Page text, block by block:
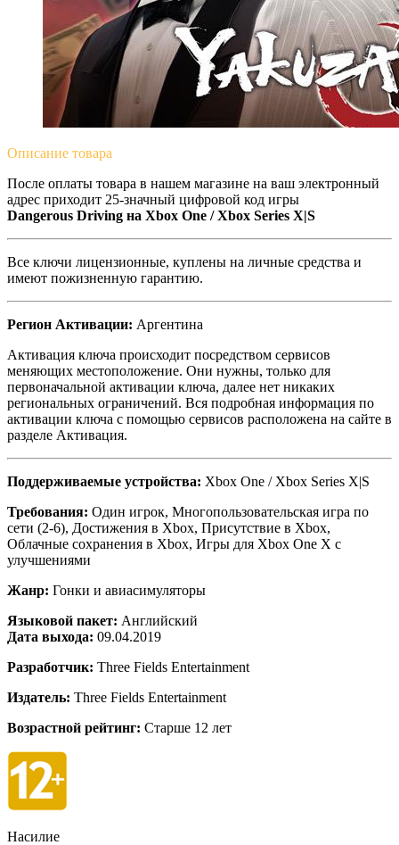
Описание товара
После оплаты товара в нашем магазине на ваш электронный
адрес приходит 25-значный цифровой код игры
Dangerous Driving на Xbox One / Xbox Series X|S
Все ключи лицензионные, куплены на личные средства и
имеют пожизненную гарантию.
Регион Активации: Аргентина
Активация ключа происходит посредством сервисов
меняющих местоположение. Они нужны, только для
первоначальной активации ключа, далее нет никаких
региональных ограничений. Вся подробная информация по
активации ключа с помощью сервисов расположена на сайте в
разделе Активация.
Поддерживаемые устройства: Xbox One / Xbox Series X|S
Требования: Один игрок, Многопользовательская игра по
сети (2-6), Достижения в Xbox, Присутствие в Xbox,
Облачные сохранения в Xbox, Игры для Xbox One X с
улучшениями
Жанр: Гонки и авиасимуляторы
Языковой пакет: Английский
Дата выхода: 09.04.2019
Разработчик: Three Fields Entertainment
Издатель: Three Fields Entertainment
Возрастной рейтинг: Старше 12 лет
Насилие